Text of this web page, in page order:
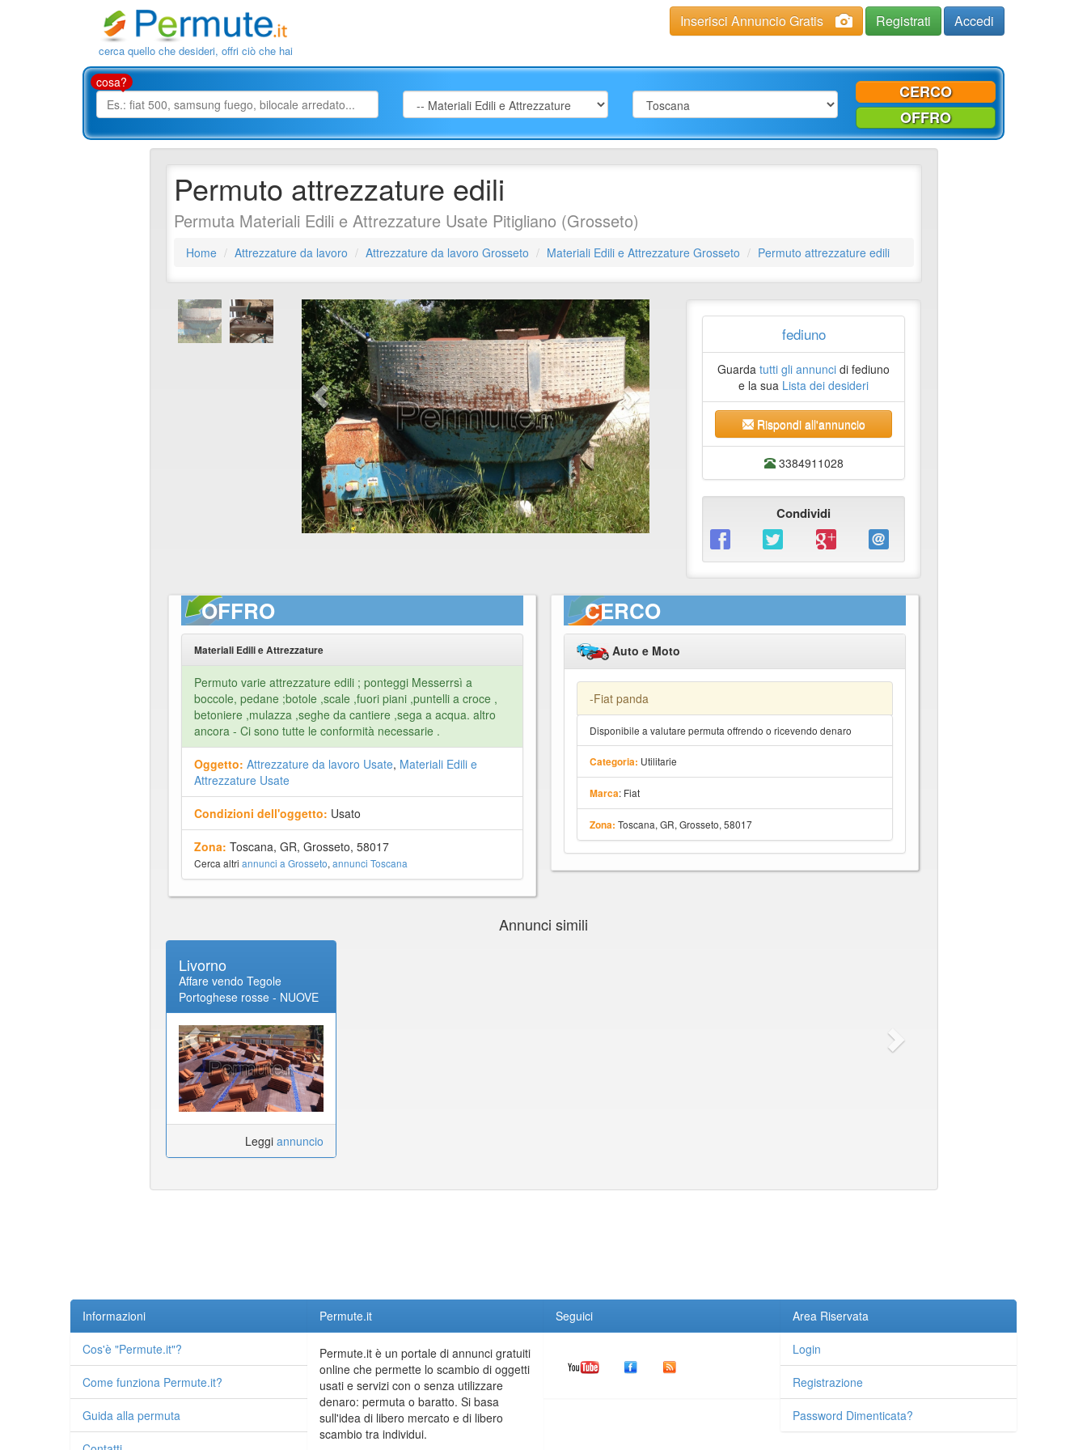
cerca quello che desideri, offri ciò che hai
Inserisci Annuncio Gratis Registrati Accedi
cosa?
CERCO
OFFRO
Permuto attrezzature edili
Permuta Materiali Edili e Attrezzature Usate Pitigliano (Grosseto)
Home Attrezzature da lavoro Attrezzature da lavoro Grosseto Materiali Edili e Attrezzature Grosseto Permuto attrezzature edili
fediuno
Guardatutti gli annunci di fediuno
e la sua Lista dei desideri
Rispondi all'annuncio
3384911028
Condividi
OFFRO
Materiali Edili e Attrezzature
Permuto varie attrezzature edili ; ponteggi Messerrsì a
boccole, pedane ;botole ,scale ,fuori piani ,puntelli a croce ,
betoniere ,mulazza ,seghe da cantiere ,sega a acqua. altro
ancora - Ci sono tutte le conformità necessarie .
Oggetto: Attrezzature da lavoro Usate, Materiali Edili e
Attrezzature Usate
Condizioni dell'oggetto: Usato
Zona: Toscana, GR, Grosseto, 58017
Cerca altri annunci a Grosseto, annunci Toscana
CERCO
Auto e Moto
-Fiat panda
Disponibile a valutare permuta offrendo o ricevendo denaro
Categoria: Utilitarie
Marca: Fiat
Zona: Toscana, GR, Grosseto, 58017
Annunci simili
Livorno
Affare vendo Tegole
Portoghese rosse - NUOVE
Leggi annuncio
Informazioni
Cos'è "Permute.it"?
Come funziona Permute.it?
Guida alla permuta
Permute.it
Permute.it è un portale di annunci gratuiti
online che permette lo scambio di oggetti
usati e servizi con o senza utilizzare
denaro: permuta o baratto. Si basa
sull'idea di libero mercato e di libero
scambio tra individui.
Seguici Area Riservata
Login
Registrazione
Password Dimenticata?